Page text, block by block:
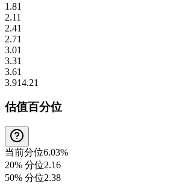
1.81
2.11
2.41
2.71
3.01
3.31
3.61
3.914.21
估值百分位
当前分位6.03%
20% 分位2.16
50% 分位2.38